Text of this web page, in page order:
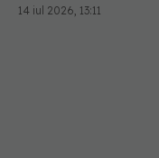
14 iul 2026, 13:11